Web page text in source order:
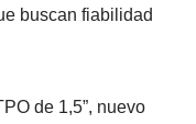
buscan fiabilidad
de 1,5”, nuevo